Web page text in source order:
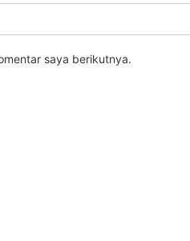
saya berikutnya.